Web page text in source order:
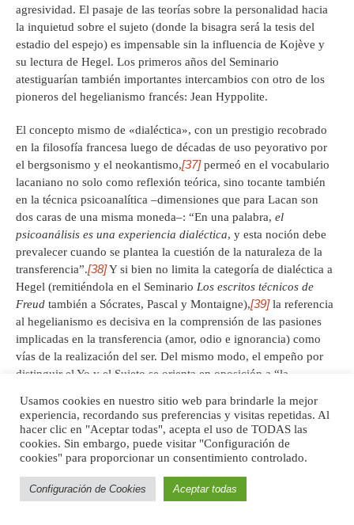
agresividad. El pasaje de las teorías sobre la personalidad hacia
la inquietud sobre el sujeto (donde la bisagra será la tesis del
estadio del espejo) es impensable sin la influencia de Kojève y
su lectura de Hegel. Los primeros años del Seminario
atestiguarían también importantes intercambios con otro de los
pioneros del hegelianismo francés: Jean Hyppolite.
El concepto mismo de «dialéctica», con un prestigio recobrado
en la filosofía francesa luego de décadas de uso peyorativo por
el bergsonismo y el neokantismo,[37]permeó en el vocabulario
lacaniano no solo como reflexión teórica, sino tocante también
en la técnica psicoanalítica –dimensiones que para Lacan son
dos caras de una misma moneda–: “En una palabra, el
psicoanálisis es una experiencia dialéctica, y esta noción debe
prevalecer cuando se plantea la cuestión de la naturaleza de la
transferencia”.[38]Y si bien no limita la categoría de dialéctica a
Hegel (remitiéndola en el Seminario Los escritos técnicos de
Freud también a Sócrates, Pascal y Montaigne),[39]la referencia
al hegelianismo es decisiva en la comprensión de las pasiones
implicadas en la transferencia (amor, odio e ignorancia) como
vías de la realización del ser. Del mismo modo, el empeño por
distinguir el Yo y el Sujeto se orienta en oposición a “la
objetivantes, tiende a reducir al ser del yo toda la actividad
subjetiva”. [40]
Con todo, se suele distinguir a unprimer Lacan con influencias
hegelianas, de unsegundo Lacanque dejaría atrás su
hegelianismo.[41]Sin embargo, una apreciación pormenorizada
Usamos cookies en nuestro sitio web para brindarle la mejor
experiencia, recordando sus preferencias y visitas repetidas. Al
hacer clic en "Aceptar todas", acepta el uso de TODAS las
cookies. Sin embargo, puede visitar "Configuración de
cookies" para proporcionar un consentimiento controlado.
Configuración de Cookies Aceptar todas